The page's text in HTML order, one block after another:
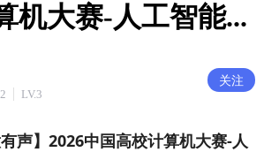
机大赛-人工智能...
LV.3
关注
有声】2026中国高校计算机大赛-人